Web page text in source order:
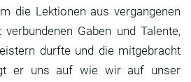
die Lektionen aus vergangenen
Gaben und Talente,
durfte und die mitgebracht
er uns auf wie wir auf unser